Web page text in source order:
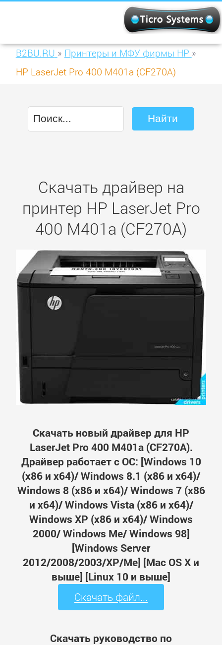
B2BU.RU » Принтеры и МФУ фирмы HP »
HP LaserJet Pro 400 M401a (CF270A)
Скачать драйвер на
принтер HP LaserJet Pro
400 M401a (CF270A)
Скачать новый драйвер для HP
LaserJet Pro 400 M401a (CF270A).
Драйвер работает с ОС: [Windows 10
(x86 и x64)/ Windows 8.1 (x86 и x64)/
Windows 8 (x86 и x64)/ Windows 7 (x86
и x64)/ Windows Vista (x86 и x64)/
Windows XP (x86 и x64)/ Windows
2000/ Windows Me/ Windows 98]
[Windows Server
2012/2008/2003/XP/Me] [Mac OS X и
выше] [Linux 10 и выше]
Скачать файл...
Скачать руководство по